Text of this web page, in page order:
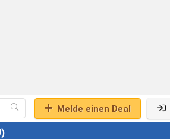
Melde einen Deal